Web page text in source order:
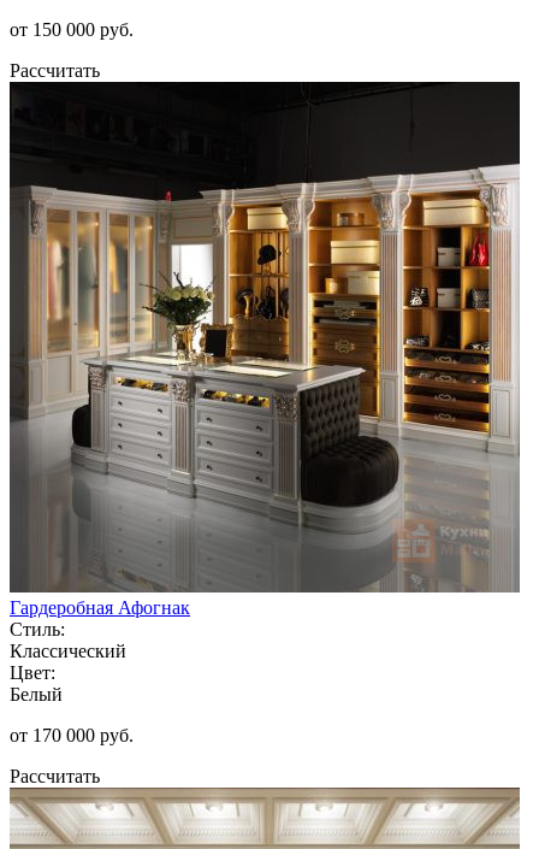
от 150 000 руб.
Рассчитать
Гардеробная Афогнак
Стиль:
Классический
Цвет:
Белый
от 170 000 руб.
Рассчитать